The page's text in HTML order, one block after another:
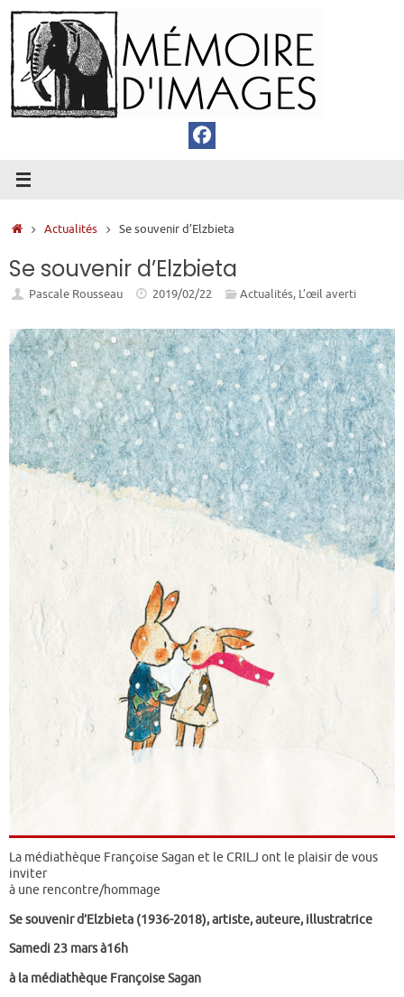
Passer
au
contenu
Accueil
Actualités Se souvenir d’Elzbieta
Se souvenir d’Elzbieta
Pascale Rousseau 2019/02/22 Actualités, L’œil averti
La médiathèque Françoise Sagan et le CRILJ ont le plaisir de vous
inviter
à une rencontre/hommage
Se souvenir d’Elzbieta (1936-2018), artiste, auteure, illustratrice
Samedi 23 mars à16h
à la médiathèque Françoise Sagan